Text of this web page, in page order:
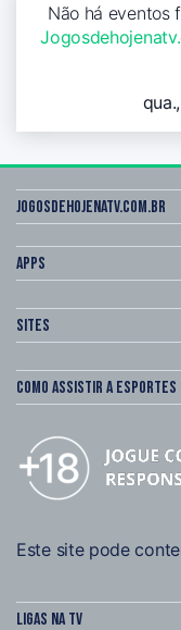
Não há eventos
Jogosdehojenatv.com.br
Apps
Sites
Como assistir a esportes
Este site pode
Ligas na TV